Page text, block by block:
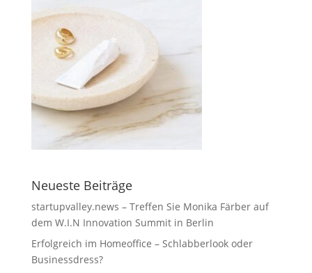
Neueste Beiträge
startupvalley.news – Treffen Sie Monika Färber auf
dem W.I.N Innovation Summit in Berlin
Erfolgreich im Homeoffice – Schlabberlook oder
Businessdress?